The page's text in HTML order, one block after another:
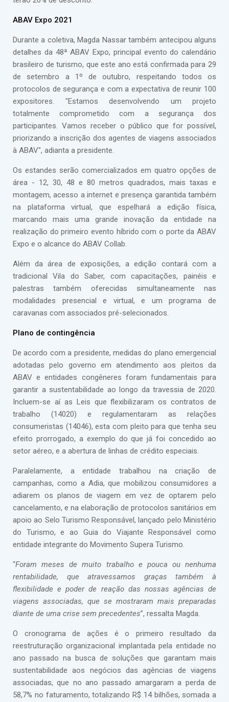
ABAV Expo 2021
Durante a coletiva, Magda Nassar também antecipou alguns
detalhes da 48ª ABAV Expo, principal evento do calendário
brasileiro de turismo, que este ano está confirmada para 29
de setembro a 1º de outubro, respeitando todos os
protocolos de segurança e com a expectativa de reunir 100
expositores. "Estamos desenvolvendo um projeto
totalmente comprometido com a segurança dos
participantes. Vamos receber o público que for possível,
priorizando a inscrição dos agentes de viagens associados
à ABAV", adianta a presidente.
Os estandes serão comercializados em quatro opções de
área - 12, 30, 48 e 80 metros quadrados, mais taxas e
montagem, acesso a internet e presença garantida também
na plataforma virtual, que espelhará a edição física,
marcando mais uma grande inovação da entidade na
realização do primeiro evento híbrido com o porte da ABAV
Expo e o alcance do ABAV Collab.
Além da área de exposições, a edição contará com a
tradicional Vila do Saber, com capacitações, painéis e
palestras também oferecidas simultaneamente nas
modalidades presencial e virtual, e um programa de
caravanas com associados pré-selecionados.
Plano de contingência
De acordo com a presidente, medidas do plano emergencial
adotadas pelo governo em atendimento aos pleitos da
ABAV e entidades congêneres foram fundamentais para
garantir a sustentabilidade ao longo da travessia de 2020.
Incluem-se aí as Leis que flexibilizaram os contratos de
trabalho (14020) e regulamentaram as relações
consumeristas (14046), esta com pleito para que tenha seu
efeito prorrogado, a exemplo do que já foi concedido ao
setor aéreo, e a abertura de linhas de crédito especiais.
Paralelamente, a entidade trabalhou na criação de
campanhas, como a Adia, que mobilizou consumidores a
adiarem os planos de viagem em vez de optarem pelo
cancelamento, e na elaboração de protocolos sanitários em
apoio ao Selo Turismo Responsável, lançado pelo Ministério
do Turismo, e ao Guia do Viajante Responsável como
entidade integrante do Movimento Supera Turismo.
“Foram meses de muito trabalho e pouca ou nenhuma
rentabilidade, que atravessamos graças também à
flexibilidade e poder de reação das nossas agências de
viagens associadas, que se mostraram mais preparadas
diante de uma crise sem precedentes”, ressalta Magda.
O cronograma de ações é o primeiro resultado da
reestruturação organizacional implantada pela entidade no
ano passado na busca de soluções que garantam mais
sustentabilidade aos negócios das agências de viagens
associadas, que no ano passado amargaram a perda de
58,7% no faturamento, totalizando R$ 14 bilhões, somada a